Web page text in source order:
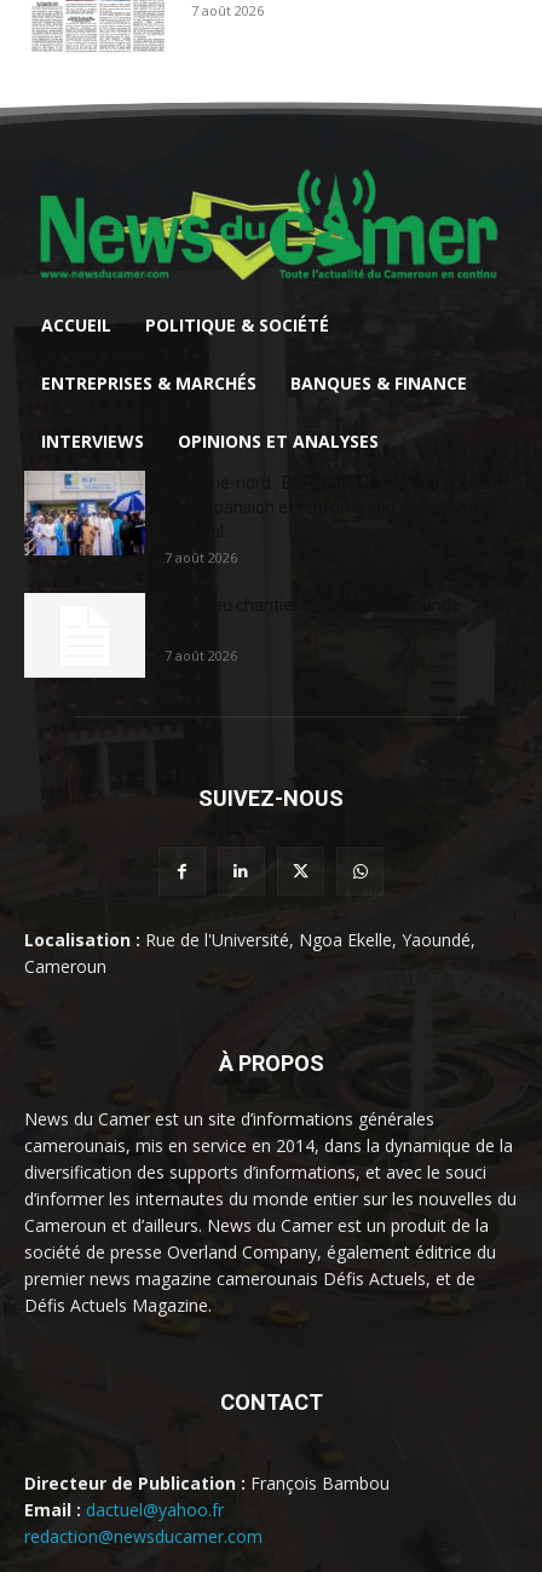
7 août 2026
ACCUEIL POLITIQUE & SOCIÉTÉ
ENTREPRISES & MARCHÉS BANQUES & FINANCE
INTERVIEWS OPINIONS ET ANALYSES
7 août 2026
7 août 2026
SUIVEZ-NOUS
Localisation : Rue de l'Université, Ngoa Ekelle, Yaoundé,
Cameroun
À PROPOS
News du Camer est un site d’informations générales
camerounais, mis en service en 2014, dans la dynamique de la
diversification des supports d’informations, et avec le souci
d’informer les internautes du monde entier sur les nouvelles du
Cameroun et d’ailleurs. News du Camer est un produit de la
société de presse Overland Company, également éditrice du
premier news magazine camerounais Défis Actuels, et de
Défis Actuels Magazine.
CONTACT
Directeur de Publication : François Bambou
Email : dactuel@yahoo.fr
redaction@newsducamer.com